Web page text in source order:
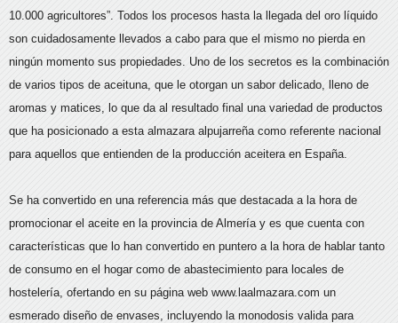
10.000 agricultores”. Todos los procesos hasta la llegada del oro líquido
son cuidadosamente llevados a cabo para que el mismo no pierda en
ningún momento sus propiedades. Uno de los secretos es la combinación
de varios tipos de aceituna, que le otorgan un sabor delicado, lleno de
aromas y matices, lo que da al resultado final una variedad de productos
que ha posicionado a esta almazara alpujarreña como referente nacional
para aquellos que entienden de la producción aceitera en España.
Se ha convertido en una referencia más que destacada a la hora de
promocionar el aceite en la provincia de Almería y es que cuenta con
características que lo han convertido en puntero a la hora de hablar tanto
de consumo en el hogar como de abastecimiento para locales de
hostelería, ofertando en su página web www.laalmazara.com un
esmerado diseño de envases, incluyendo la monodosis valida para